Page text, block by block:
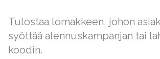
Tulostaa lomakkeen, johon
syöttää alennuskampanjan tai
koodin.